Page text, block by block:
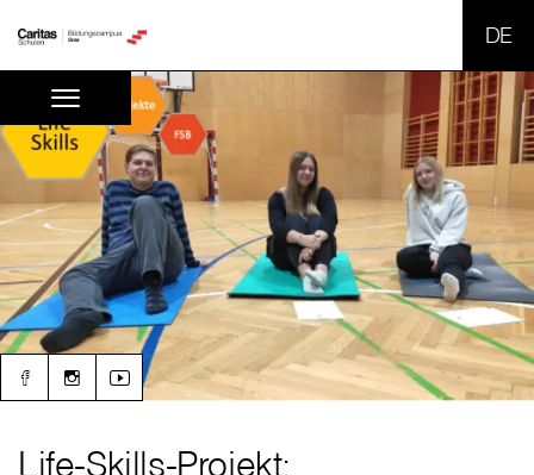
Life-Skills-Projekt: